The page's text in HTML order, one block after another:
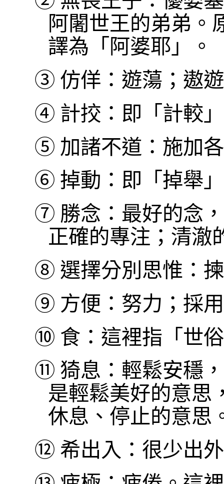
阿闍世王的弟弟。
譯為「阿婆耶」。
③ 仿佯：遊蕩；遨
④ 計挍：即「計較
⑤ 加諸不道：施加
⑥ 掉動：即「掉舉
⑦ 勝念：最好的念
正確的專注；清澈
⑧ 選擇分別思惟：
⑨ 方便：努力；採
⑩ 食：這裡指「世
⑪ 猗息：輕鬆安穩
是輕鬆美好的意思
休息、停止的意思
⑫ 希出入：很少出